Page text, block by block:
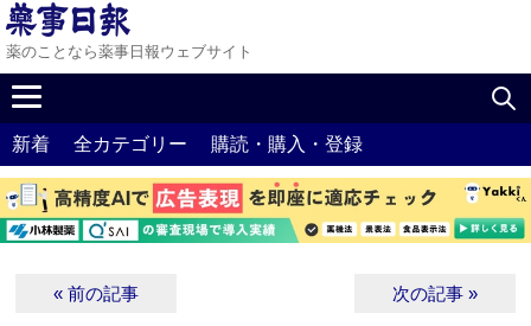
薬のことなら薬事日報ウェブサイト
新着 全カテゴリー 購読・購入・登録
« 前の記事 次の記事 »